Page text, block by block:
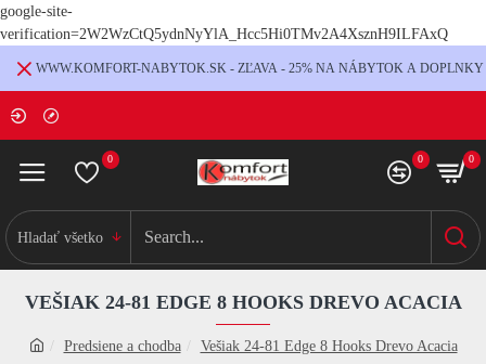
google-site-
verification=2W2WzCtQ5ydnNyYlA_Hcc5Hi0TMv2A4XsznH9ILFAxQ
WWW.KOMFORT-NABYTOK.SK - ZĽAVA - 25% NA NÁBYTOK A DOPLNKY
0 0 0
Hladať všetko
Predsiene a chodba Vešiak 24-81 Edge 8 Hooks Drevo Acacia
VEŠIAK 24-81 EDGE 8 HOOKS DREVO ACACIA